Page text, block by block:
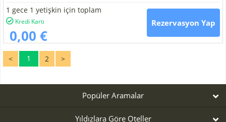
1 gece 1 yetişkin için toplam
Kredi Kartı
0,00 €
Rezervasyon Yap
< 1 2 >
Popüler Aramalar
Yıldızlara Göre Oteller